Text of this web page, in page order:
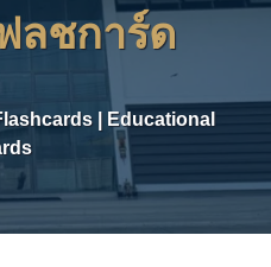
ลชการ์ด
| Educational